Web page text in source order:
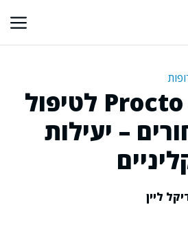
Procto Glyvenol לטיפול
– יעילות
ליין